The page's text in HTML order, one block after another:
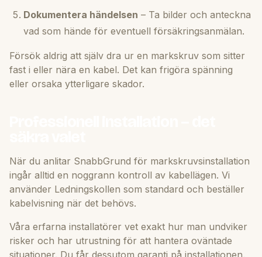
Dokumentera händelsen – Ta bilder och anteckna
vad som hände för eventuell försäkringsanmälan.
Försök aldrig att själv dra ur en markskruv som sitter
fast i eller nära en kabel. Det kan frigöra spänning
eller orsaka ytterligare skador.
När du anlitar SnabbGrund för markskruvsinstallation
ingår alltid en noggrann kontroll av kabellägen. Vi
använder Ledningskollen som standard och beställer
kabelvisning när det behövs.
Våra erfarna installatörer vet exakt hur man undviker
risker och har utrustning för att hantera oväntade
situationer. Du får dessutom garanti på installationen,